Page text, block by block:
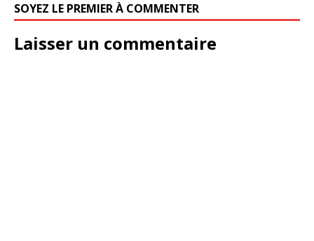
SOYEZ LE PREMIER À COMMENTER
Laisser un commentaire